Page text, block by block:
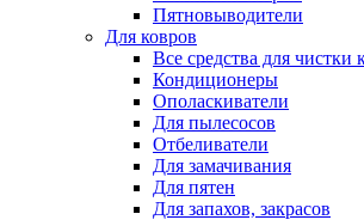
Пятновыводители
Для ковров
Все средства для чистки
Кондиционеры
Ополаскиватели
Для пылесосов
Отбеливатели
Для замачивания
Для пятен
Для запахов, закрасов